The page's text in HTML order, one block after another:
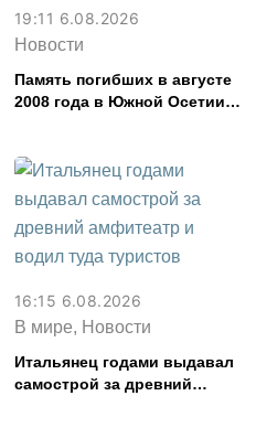
19:11 6.08.2026
Новости
Память погибших в августе
2008 года в Южной Осетии
16:15 6.08.2026
В мире, Новости
Итальянец годами выдавал
самострой за древний